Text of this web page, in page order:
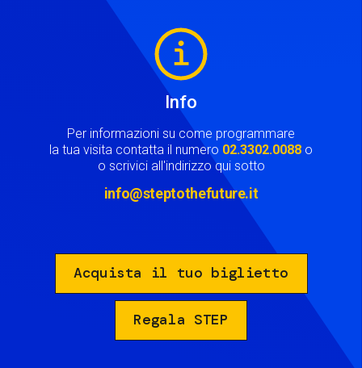
Info
Per informazioni su come programmare
la tua visita contatta il numero 02.3302.0088 o
o scrivici all'indirizzo qui sotto
info@steptothefuture.it
Acquista il tuo biglietto
Regala STEP